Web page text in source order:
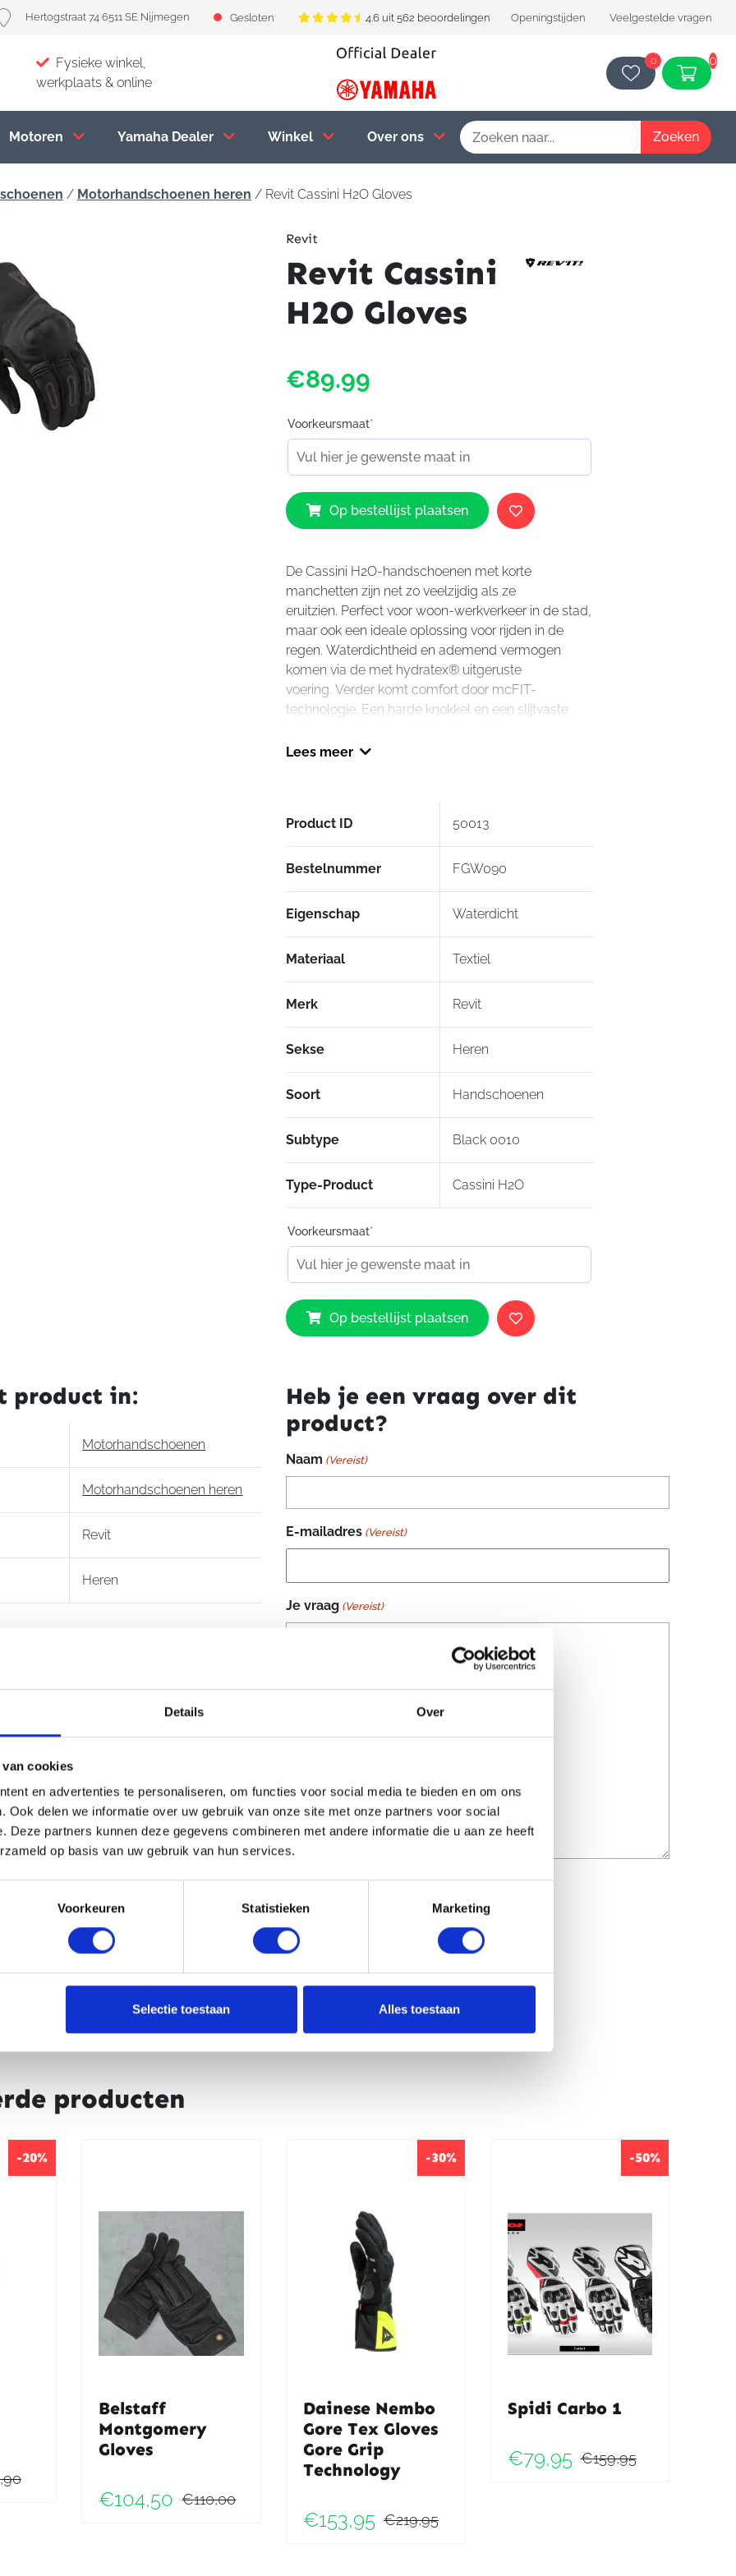
Details Over
cookies
en advertenties te personaliseren, om functies voor social media te bieden en om ons
Ook delen we informatie over uw gebruik van onze site met onze partners voor social
Deze partners kunnen deze gegevens combineren met andere informatie die u aan ze heeft
op basis van uw gebruik van hun services.
Voorkeuren Statistieken Marketing
Selectie toestaan Alles toestaan
Hertogstraat 74 6511 SE Nijmegen Gesloten 4.6 uit 562 beoordelingen Openingstijden Veelgestelde vragen
Fysieke winkel,
werkplaats & online
0 0
Motoren Yamaha Dealer Winkel Over ons
/ Motorhandschoenen heren / Revit Cassini H2O Gloves
Revit
Revit Cassini
H2O Gloves
€89.99
Voorkeursmaat*
Revit
Cassini
H2O
aantal
Op bestellijst plaatsen
De Cassini H2O-handschoenen met korte
manchetten zijn net zo veelzijdig als ze
eruitzien. Perfect voor woon-werkverkeer in de stad,
maar ook een ideale oplossing voor rijden in de
regen.Waterdichtheid en ademend vermogen
komen via de met hydratex® uitgeruste
voering.Verder komt comfort door mcFIT-
technologie. Een harde knokkel en een slijtvaste
houden.Met de meegeleverde Connect Finger Tip
Lees meer
Product ID 50013
Bestelnummer FGW090
Eigenschap Waterdicht
Materiaal Textiel
Merk Revit
Sekse Heren
Soort Handschoenen
Subtype Black 0010
Type-Product Cassini H2O
Voorkeursmaat*
Revit
Cassini
H2O
Op bestellijst plaatsen
product in:
Motorhandschoenen
Motorhandschoenen heren
Revit
Heren
Heb je een vraag over dit
product?
Naam (Vereist)
E-mailadres (Vereist)
Je vraag (Vereist)
producten
-20%
Oorspronkelijke
Huidige
Belstaff
Montgomery
Gloves
€110,00
Oorspronkelijke
€104,50
Huidige
-30%
Dainese Nembo
Gore Tex Gloves
Gore Grip
Technology
€219,95
€153,95
-50%
Spidi Carbo 1
€159,95
€79,95